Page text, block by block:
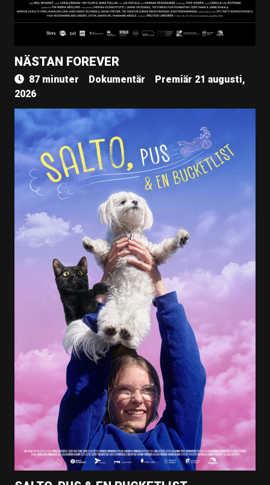
NÄSTAN FOREVER
87 minuter Dokumentär
Premiär 21 augusti,
2026